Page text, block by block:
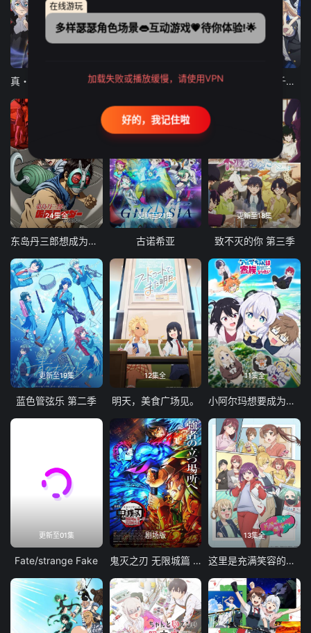
真・进化果 实不知不觉踏上胜利的人生 东京猫猫 NEW～♡ 弹珠汽水瓶里的千岁同学
24集全
东岛丹三郎想成为假面骑士
更新至21集
古诺希亚
更新至18集
致不灭的你 第三季
更新至19集
蓝色管弦乐 第二季
12集全
明天，美食广场见。
11集全
小阿尔玛想要成为家人
更新至01集
Fate/strange Fake
剧场版
鬼灭之刃 无限城篇 第一章 猗窝座再袭
13集全
这里是充满笑容的职场。
在线游玩
多样瑟瑟角色场景👄互动游戏💗待你体验!🌟
加载失败或播放缓慢，请使用VPN
好的，我记住啦